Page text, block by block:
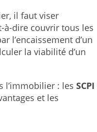
il faut viser
à-dire couvrir tous les
l’encaissement d’un
la viabilité d’un
l’immobilier : les SCPI
et les